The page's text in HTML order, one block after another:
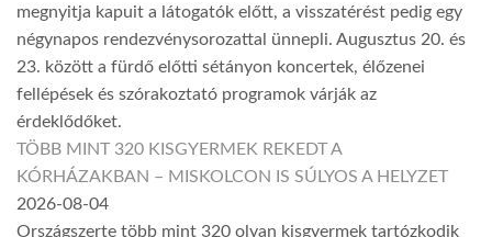
megnyitja kapuit a látogatók előtt, a visszatérést pedig egy
négynapos rendezvénysorozattal ünnepli. Augusztus 20. és
23. között a fürdő előtti sétányon koncertek, élőzenei
fellépések és szórakoztató programok várják az
érdeklődőket.
TÖBB MINT 320 KISGYERMEK REKEDT A
KÓRHÁZAKBAN – MISKOLCON IS SÚLYOS A HELYZET
2026-08-04
Országszerte több mint 320 olyan kisgyermek tartózkodik